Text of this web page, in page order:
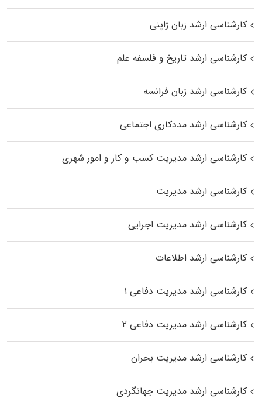
کارشناسی ارشد زبان ژاپنی
کارشناسی ارشد تاریخ و فلسفه علم
کارشناسی ارشد زبان فرانسه
کارشناسی ارشد مددکاری اجتماعی
کارشناسی ارشد مدیریت کسب و کار و امور شهری
کارشناسی ارشد مدیریت
کارشناسی ارشد مدیریت اجرایی
کارشناسی ارشد اطلاعات
کارشناسی ارشد مدیریت دفاعی ۱
کارشناسی ارشد مدیریت دفاعی ۲
کارشناسی ارشد مدیریت بحران
کارشناسی ارشد مدیریت جهانگردی